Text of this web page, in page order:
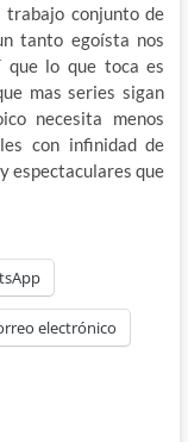
conjunto de
tanto egoísta nos
que lo que toca es
mas series sigan
necesita menos
con infinidad de
espectaculares que
electrónico